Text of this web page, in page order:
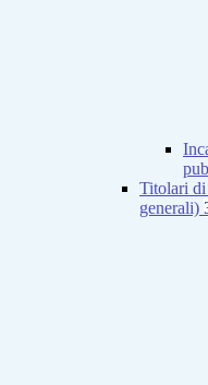
Titolari
generali)